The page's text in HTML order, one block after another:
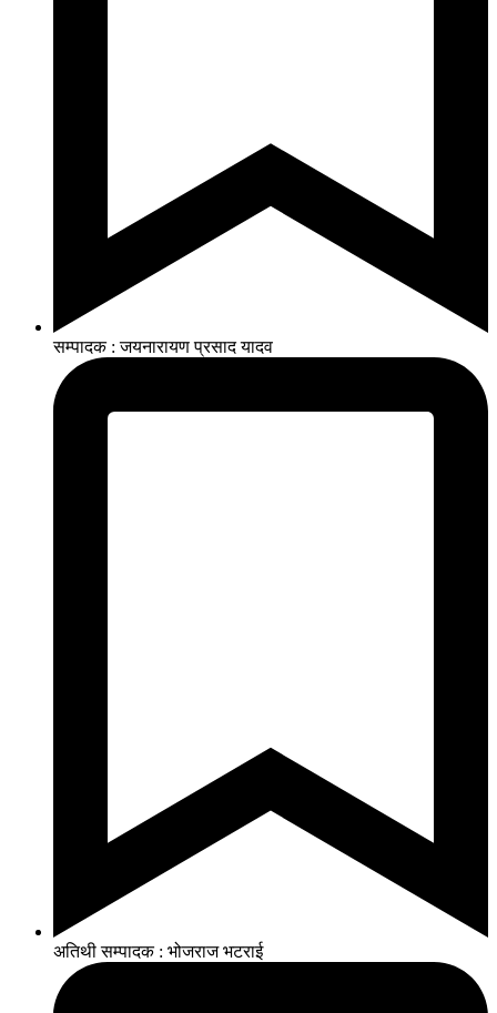
सम्पादक : जयनारायण प्रसाद यादव
अतिथी सम्पादक : भोजराज भटराई